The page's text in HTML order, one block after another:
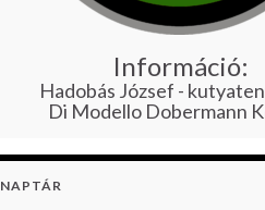
Információ:
Hadobás József -
Di Modello Dobermann
NAPTÁR